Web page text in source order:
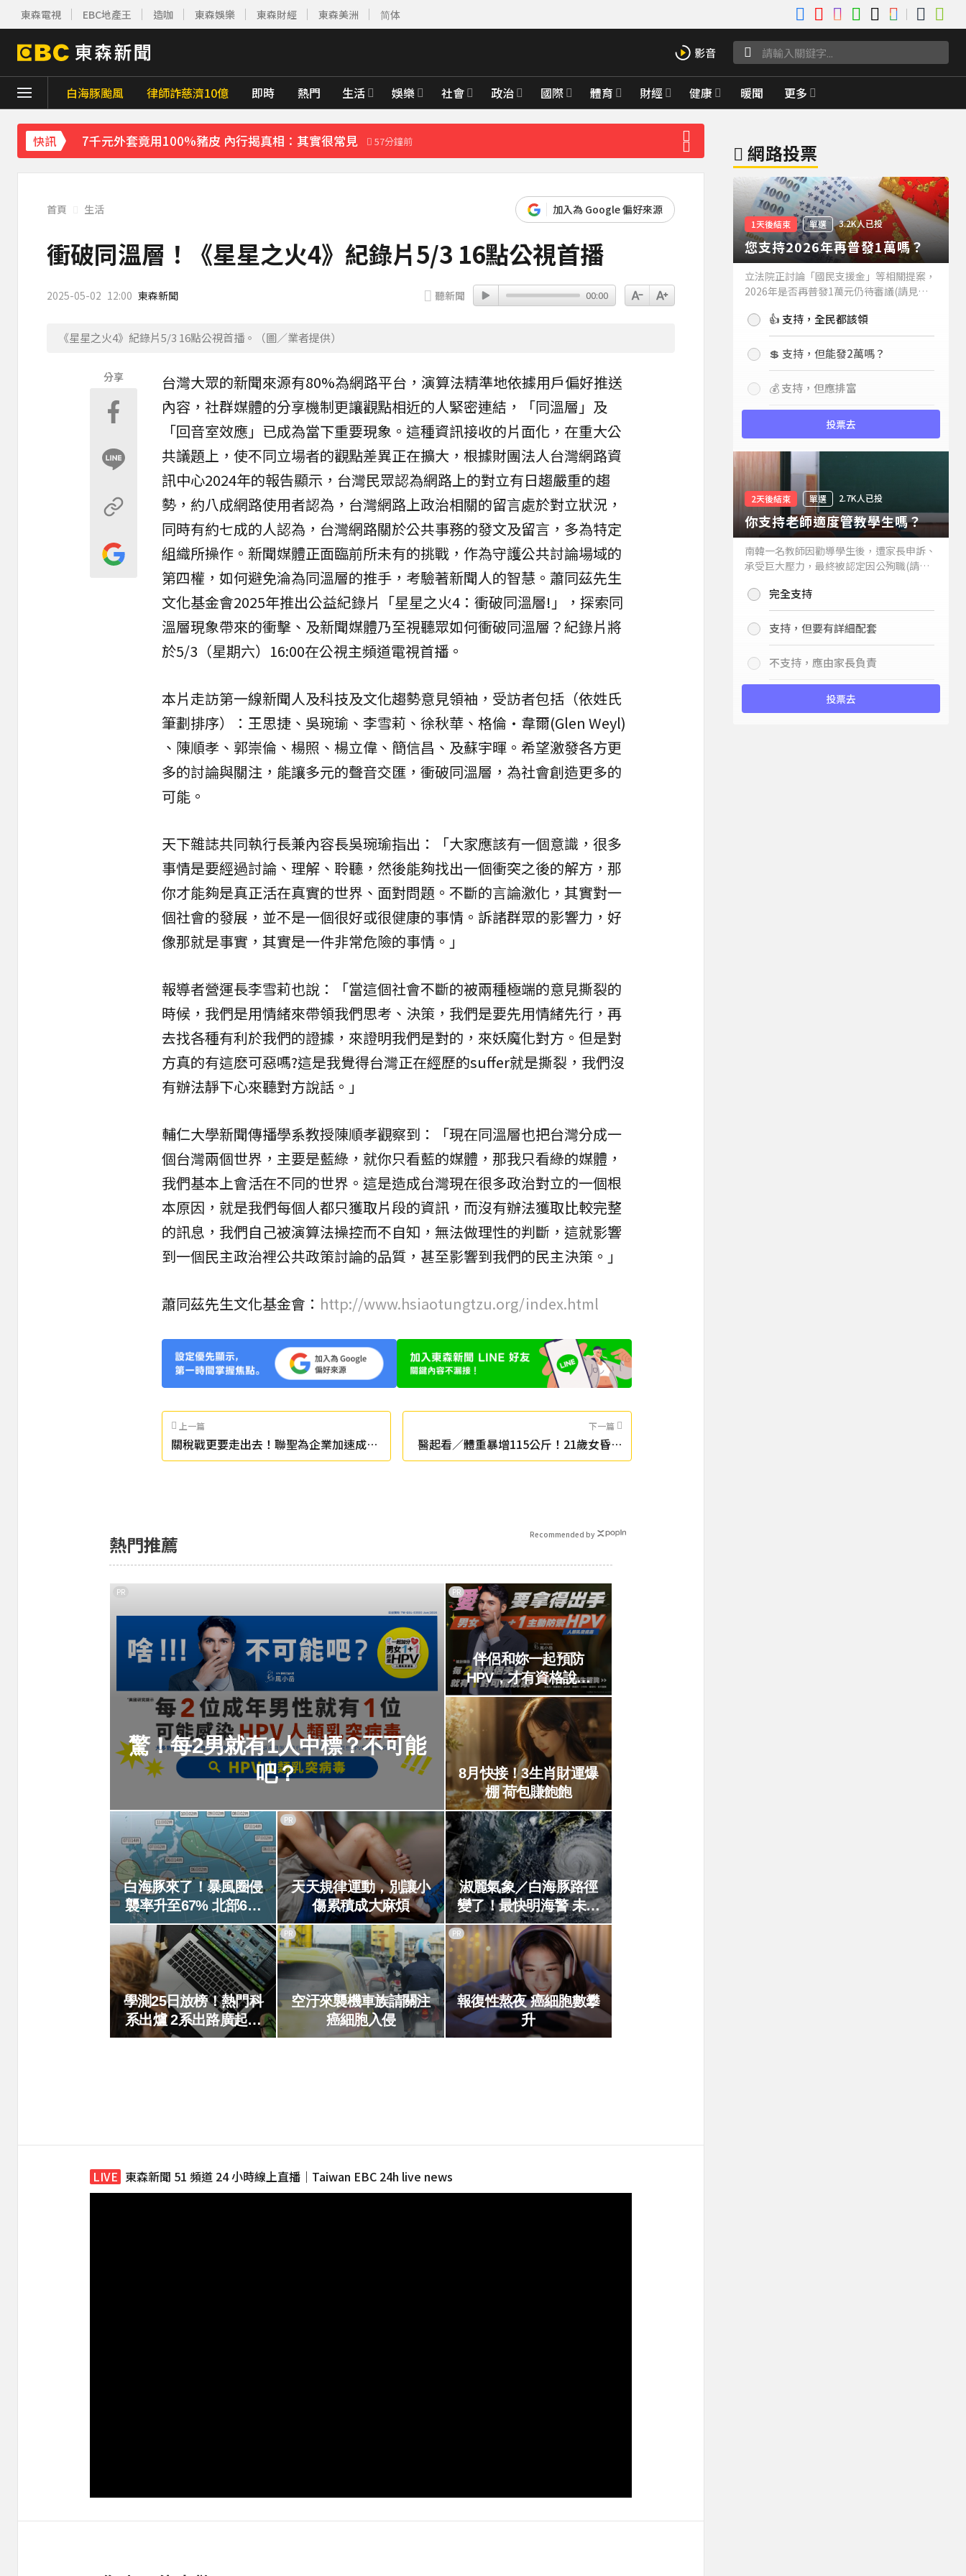
東森電視 EBC地產王 造咖 東森娛樂 東森財經 東森美洲 简体
白海豚颱風 律師詐慈濟10億 即時 熱門 生活 娛樂 社會 政治 國際 體育 財經 健康 暖聞 更多
快訊
菲律賓外海規模5.8強震！首都馬尼拉震感明顯 35分鐘前
7千元外套竟用100%豬皮 內行揭真相：其實很常見 57分鐘前
《理財達人秀》X 安聯投信免費講座報名中！搶先卡位 2027
埃及知名女星涉販毒！ 遭「判死刑」震撼社會
下載東森App，隨時掌握天下大小事！
首頁 生活 加入為 Google 偏好來源
衝破同溫層！《星星之火4》紀錄片5/3 16點公視首播
2025-05-02 12:00 東森新聞 聽新聞 00:00
《星星之火4》紀錄片5/3 16點公視首播。（圖／業者提供）
分享
台灣大眾的新聞來源有80%為網路平台，演算法精準地依據用戶偏好推送
內容，社群媒體的分享機制更讓觀點相近的人緊密連結，「同溫層」及
「回音室效應」已成為當下重要現象。這種資訊接收的片面化，在重大公
共議題上，使不同立場者的觀點差異正在擴大，根據財團法人台灣網路資
訊中心2024年的報告顯示，台灣民眾認為網路上的對立有日趨嚴重的趨
勢，約八成網路使用者認為，台灣網路上政治相關的留言處於對立狀況，
同時有約七成的人認為，台灣網路關於公共事務的發文及留言，多為特定
組織所操作。新聞媒體正面臨前所未有的挑戰，作為守護公共討論場域的
第四權，如何避免淪為同溫層的推手，考驗著新聞人的智慧。蕭同茲先生
文化基金會2025年推出公益紀錄片「星星之火4：衝破同溫層!」，探索同
溫層現象帶來的衝擊、及新聞媒體乃至視聽眾如何衝破同溫層？紀錄片將
於5/3（星期六）16:00在公視主頻道電視首播。
本片走訪第一線新聞人及科技及文化趨勢意見領袖，受訪者包括（依姓氏
筆劃排序）：王思捷、吳琬瑜、李雪莉、徐秋華、格倫·韋爾(Glen Weyl)
、陳順孝、郭崇倫、楊照、楊立偉、簡信昌、及蘇宇暉。希望激發各方更
多的討論與關注，能讓多元的聲音交匯，衝破同溫層，為社會創造更多的
可能。
天下雜誌共同執行長兼內容長吳琬瑜指出：「大家應該有一個意識，很多
事情是要經過討論、理解、聆聽，然後能夠找出一個衝突之後的解方，那
你才能夠是真正活在真實的世界、面對問題。不斷的言論激化，其實對一
個社會的發展，並不是一個很好或很健康的事情。訴諸群眾的影響力，好
像那就是事實，其實是一件非常危險的事情。」
報導者營運長李雪莉也說：「當這個社會不斷的被兩種極端的意見撕裂的
時候，我們是用情緒來帶領我們思考、決策，我們是要先用情緒先行，再
去找各種有利於我們的證據，來證明我們是對的，來妖魔化對方。但是對
方真的有這麽可惡嗎?這是我覺得台灣正在經歷的suffer就是撕裂，我們沒
有辦法靜下心來聽對方說話。」
輔仁大學新聞傳播學系教授陳順孝觀察到：「現在同溫層也把台灣分成一
個台灣兩個世界，主要是藍綠，就你只看藍的媒體，那我只看綠的媒體，
我們基本上會活在不同的世界。這是造成台灣現在很多政治對立的一個根
本原因，就是我們每個人都只獲取片段的資訊，而沒有辦法獲取比較完整
的訊息，我們自己被演算法操控而不自知，無法做理性的判斷，這就影響
到一個民主政治裡公共政策討論的品質，甚至影響到我們的民主決策。」
蕭同茲先生文化基金會： http://www.hsiaotungtzu.org/index.html
上一篇
關稅戰更要走出去！聯聖為企業加速成長
助布局東協
下一篇
醫起看／體重暴增115公斤！21歲女昏迷
住進ICU 醫驚揭病因
熱門推薦
驚！每2男就有1人中標？不可能
吧？
PR
伴侶和妳一起預防
HPV，才有資格說愛
妳！
PR
8月快接！3生肖財運爆
棚 荷包賺飽飽
白海豚來了！暴風圈侵
襲率升至67% 北部6縣
市破5成
天天規律運動，別讓小
傷累積成大麻煩
PR
淑麗氣象／白海豚路徑
變了！最快明海警 未來
一週降雨熱區曝
學測25日放榜！熱門科
系出爐 2系出路廣起薪
高
空汙來襲機車族請關注
癌細胞入侵
PR
報復性熬夜 癌細胞數攀
升
PR
Recommended by
東森新聞 51 頻道 24 小時線上直播｜Taiwan EBC 24h live news
網路投票
1天後結束 單選 3.2K人已投
您支持2026年再普發1萬嗎？
立法院正討論「國民支援金」等相關提案，
2026年是否再普發1萬元仍待審議(請見下
持嗎？👍 支持，全民都該領
💲 支持，但能發2萬嗎？
💰 支持，但應排富
投票去
2天後結束 單選 2.7K人已投
你支持老師適度管教學生嗎？
南韓一名教師因勸導學生後，遭家長申訴、
承受巨大壓力，最終被認定因公殉職(請見
你支持老師適度管教學生嗎？
完全支持
支持，但要有詳細配套
不支持，應由家長負責
投票去